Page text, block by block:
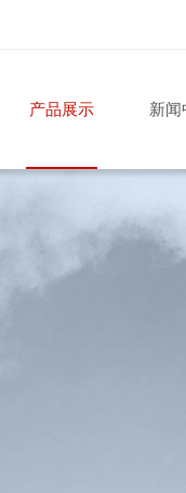
产品展示 新闻